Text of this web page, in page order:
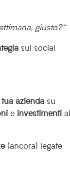
giusto?”
sul social
azienda su
e investimenti
(ancora) legate